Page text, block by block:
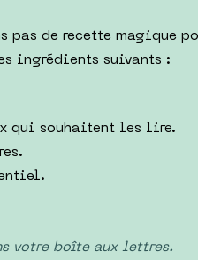
pas de recette magique
ingrédients suivants :
qui souhaitent les lire.
votre boîte aux lettres.